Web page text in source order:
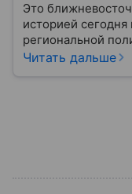
Это
историей
региональной
Персидскому
Читать дальше